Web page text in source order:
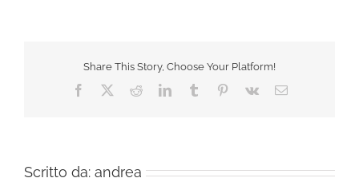
Share This Story, Choose Your Platform!
Facebook RedditLinkedInTumblr Pinterest
Vk Email
Scritto da: andrea